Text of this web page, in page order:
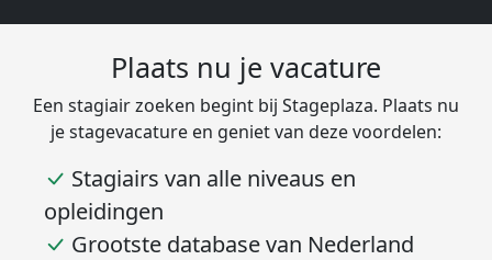
Plaats nu je vacature
Een stagiair zoeken begint bij Stageplaza. Plaats nu
je stagevacature en geniet van deze voordelen:
Stagiairs van alle niveaus en
opleidingen
Grootste database van Nederland